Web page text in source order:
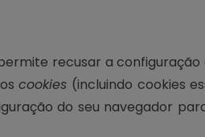
recusar a
cookies (incluindo cookies
do seu navegador